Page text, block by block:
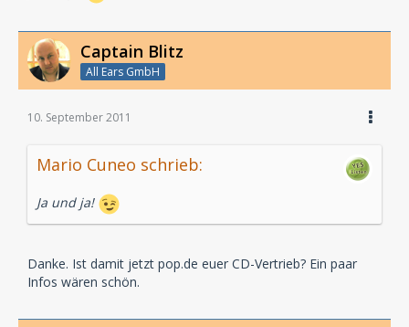
Captain Blitz
All Ears GmbH
10. September 2011
Mario Cuneo schrieb:
Ja und ja!
Danke. Ist damit jetzt pop.de euer CD-Vertrieb? Ein paar
Infos wären schön.